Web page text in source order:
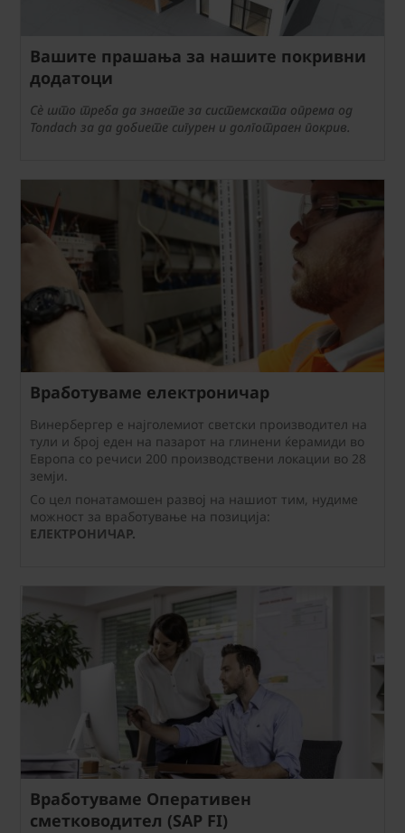
Вашите прашања за нашите покривни
додатоци
Сè што треба да знаете за системската опрема од
Tondach за да добиете сигурен и долготраен покрив.
Вработуваме електроничар
Винербергер е најголемиот светски производител на
тули и број еден на пазарот на глинени ќерамиди во
Европа со речиси 200 производствени локации во 28
земји.
Со цел понатамошен развој на нашиот тим, нудиме
можност за вработување на позиција:
ЕЛЕКТРОНИЧАР.
Вработуваме Оперативен
сметководител (SAP FI)